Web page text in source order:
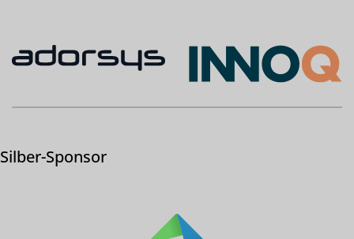
Silber-Sponsor